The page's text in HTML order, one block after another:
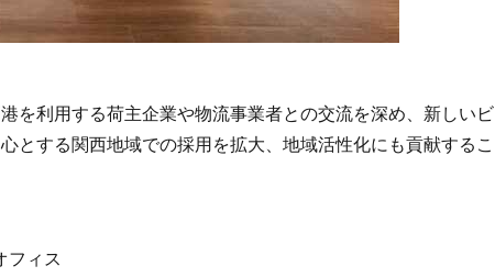
を利用する荷主企業や物流事業者との交流を深め、新しいビ
とする関西地域での採用を拡大、地域活性化にも貢献するこ
フィス